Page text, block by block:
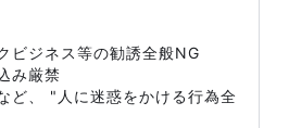
ビジネス等の勧誘全般NG
み厳禁
ど、 "人に迷惑をかける行為全